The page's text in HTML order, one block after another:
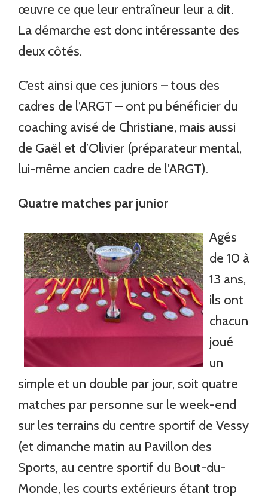
œuvre ce que leur entraîneur leur a dit.
La démarche est donc intéressante des
deux côtés.
C’est ainsi que ces juniors – tous des
cadres de l’ARGT – ont pu bénéficier du
coaching avisé de Christiane, mais aussi
de Gaël et d’Olivier (préparateur mental,
lui-même ancien cadre de l’ARGT).
Quatre matches par junior
Agés
de 10 à
13 ans,
ils ont
chacun
joué
un
simple et un double par jour, soit quatre
matches par personne sur le week-end
sur les terrains du centre sportif de Vessy
(et dimanche matin au Pavillon des
Sports, au centre sportif du Bout-du-
Monde, les courts extérieurs étant trop